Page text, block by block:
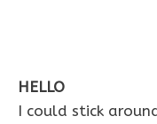
HELLO
I could stick